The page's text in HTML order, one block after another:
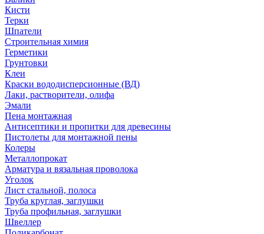
Кисти
Терки
Шпатели
Строительная химия
Герметики
Грунтовки
Клеи
Краски вододисперсионные (ВД)
Лаки, растворители, олифа
Эмали
Пена монтажная
Антисептики и пропитки для древесины
Пистолеты для монтажной пены
Колеры
Металлопрокат
Арматура и вязальная проволока
Уголок
Лист стальной, полоса
Труба круглая, заглушки
Труба профильная, заглушки
Швеллер